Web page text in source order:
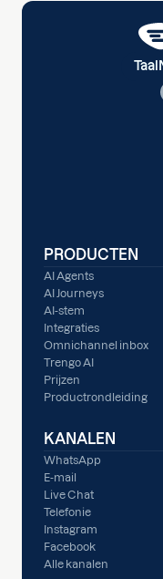
Taal
PRODUCTEN
AI Agents
AI Journeys
AI-stem
Integraties
Omnichannel inbox
Trengo AI
Prijzen
Productrondleiding
KANALEN
WhatsApp
E-mail
Live Chat
Telefonie
Instagram
Facebook
Alle kanalen